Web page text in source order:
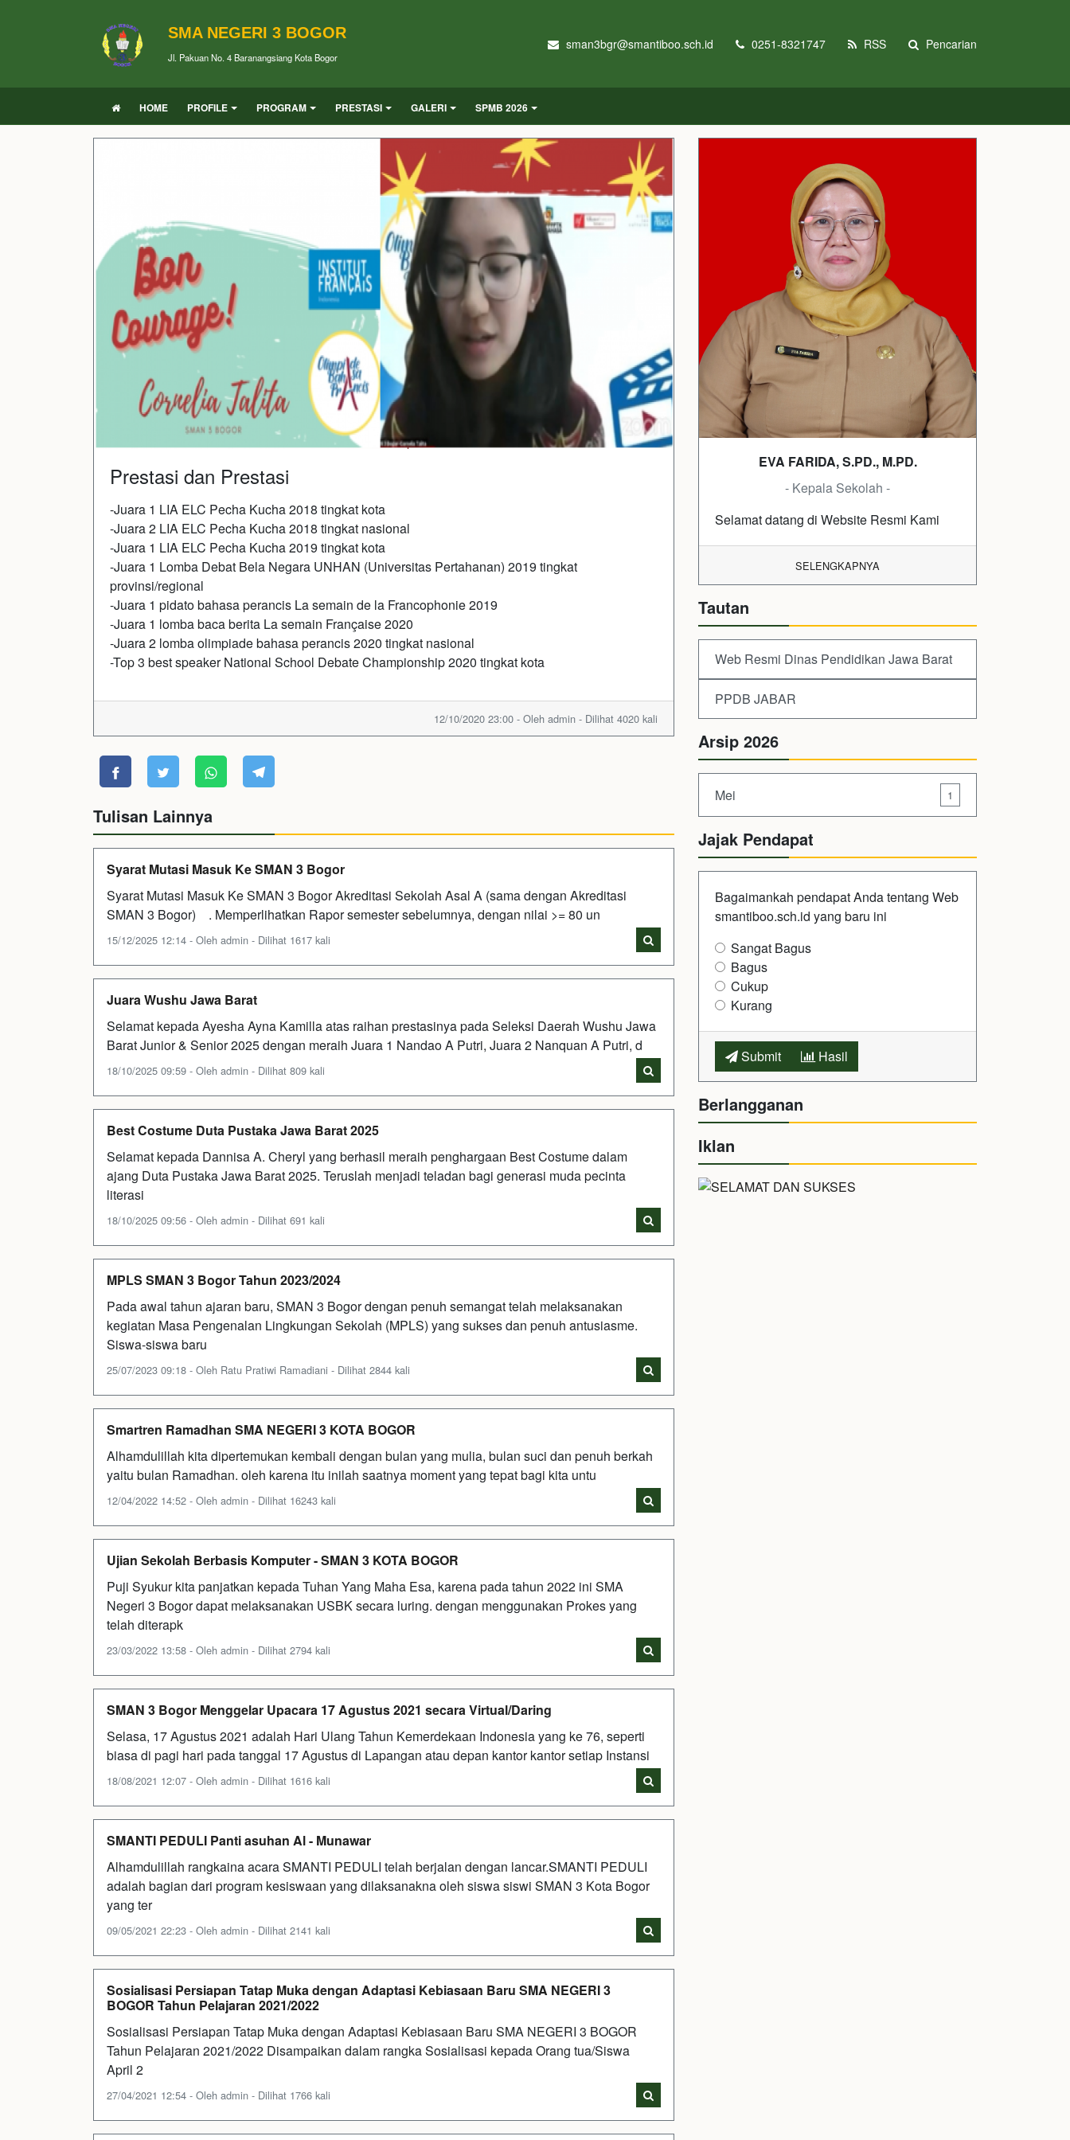
SMA NEGERI 3 BOGOR
Jl. Pakuan No. 4 Baranangsiang Kota Bogor
sman3bgr@smantiboo.sch.id 0251-8321747 RSS Pencarian
HOME PROFILE PROGRAM PRESTASI GALERI SPMB 2026
Prestasi dan Prestasi
-Juara 1 LIA ELC Pecha Kucha 2018 tingkat kota
-Juara 2 LIA ELC Pecha Kucha 2018 tingkat nasional
-Juara 1 LIA ELC Pecha Kucha 2019 tingkat kota
-Juara 1 Lomba Debat Bela Negara UNHAN (Universitas Pertahanan) 2019 tingkat
provinsi/regional
-Juara 1 pidato bahasa perancis La semain de la Francophonie 2019
-Juara 1 lomba baca berita La semain Française 2020
-Juara 2 lomba olimpiade bahasa perancis 2020 tingkat nasional
-Top 3 best speaker National School Debate Championship 2020 tingkat kota
12/10/2020 23:00 - Oleh admin - Dilihat 4020 kali
Tulisan Lainnya
Syarat Mutasi Masuk Ke SMAN 3 Bogor
Syarat Mutasi Masuk Ke SMAN 3 Bogor Akreditasi Sekolah Asal A (sama dengan Akreditasi
SMAN 3 Bogor) . Memperlihatkan Rapor semester sebelumnya, dengan nilai >= 80 un
15/12/2025 12:14 - Oleh admin - Dilihat 1617 kali
Juara Wushu Jawa Barat
Selamat kepada Ayesha Ayna Kamilla atas raihan prestasinya pada Seleksi Daerah Wushu Jawa
Barat Junior & Senior 2025 dengan meraih Juara 1 Nandao A Putri, Juara 2 Nanquan A Putri, d
18/10/2025 09:59 - Oleh admin - Dilihat 809 kali
Best Costume Duta Pustaka Jawa Barat 2025
Selamat kepada Dannisa A. Cheryl yang berhasil meraih penghargaan Best Costume dalam
ajang Duta Pustaka Jawa Barat 2025. Teruslah menjadi teladan bagi generasi muda pecinta
literasi
18/10/2025 09:56 - Oleh admin - Dilihat 691 kali
MPLS SMAN 3 Bogor Tahun 2023/2024
Pada awal tahun ajaran baru, SMAN 3 Bogor dengan penuh semangat telah melaksanakan
kegiatan Masa Pengenalan Lingkungan Sekolah (MPLS) yang sukses dan penuh antusiasme.
Siswa-siswa baru
25/07/2023 09:18 - Oleh Ratu Pratiwi Ramadiani - Dilihat 2844 kali
Smartren Ramadhan SMA NEGERI 3 KOTA BOGOR
Alhamdulillah kita dipertemukan kembali dengan bulan yang mulia, bulan suci dan penuh berkah
yaitu bulan Ramadhan. oleh karena itu inilah saatnya moment yang tepat bagi kita untu
12/04/2022 14:52 - Oleh admin - Dilihat 16243 kali
Ujian Sekolah Berbasis Komputer - SMAN 3 KOTA BOGOR
Puji Syukur kita panjatkan kepada Tuhan Yang Maha Esa, karena pada tahun 2022 ini SMA
Negeri 3 Bogor dapat melaksanakan USBK secara luring. dengan menggunakan Prokes yang
telah diterapk
23/03/2022 13:58 - Oleh admin - Dilihat 2794 kali
SMAN 3 Bogor Menggelar Upacara 17 Agustus 2021 secara Virtual/Daring
Selasa, 17 Agustus 2021 adalah Hari Ulang Tahun Kemerdekaan Indonesia yang ke 76, seperti
biasa di pagi hari pada tanggal 17 Agustus di Lapangan atau depan kantor kantor setiap Instansi
18/08/2021 12:07 - Oleh admin - Dilihat 1616 kali
SMANTI PEDULI Panti asuhan Al - Munawar
Alhamdulillah rangkaina acara SMANTI PEDULI telah berjalan dengan lancar.SMANTI PEDULI
adalah bagian dari program kesiswaan yang dilaksanakna oleh siswa siswi SMAN 3 Kota Bogor
yang ter
09/05/2021 22:23 - Oleh admin - Dilihat 2141 kali
Sosialisasi Persiapan Tatap Muka dengan Adaptasi Kebiasaan Baru SMA NEGERI 3
BOGOR Tahun Pelajaran 2021/2022
Sosialisasi Persiapan Tatap Muka dengan Adaptasi Kebiasaan Baru SMA NEGERI 3 BOGOR
Tahun Pelajaran 2021/2022 Disampaikan dalam rangka Sosialisasi kepada Orang tua/Siswa
April 2
27/04/2021 12:54 - Oleh admin - Dilihat 1766 kali
EVA FARIDA, S.PD., M.PD.
- Kepala Sekolah -
Selamat datang di Website Resmi Kami
SELENGKAPNYA
Tautan
Web Resmi Dinas Pendidikan Jawa Barat
PPDB JABAR
Arsip 2026
Mei 1
Jajak Pendapat
Bagaimankah pendapat Anda tentang Web
smantiboo.sch.id yang baru ini
Sangat Bagus
Bagus
Cukup
Kurang
Submit Hasil
Berlangganan
Iklan